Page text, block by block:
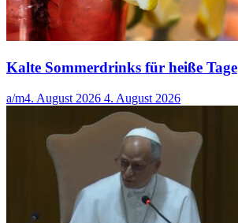
Kalte Sommerdrinks für heiße Tage
a/m4. August 2026 4. August 2026